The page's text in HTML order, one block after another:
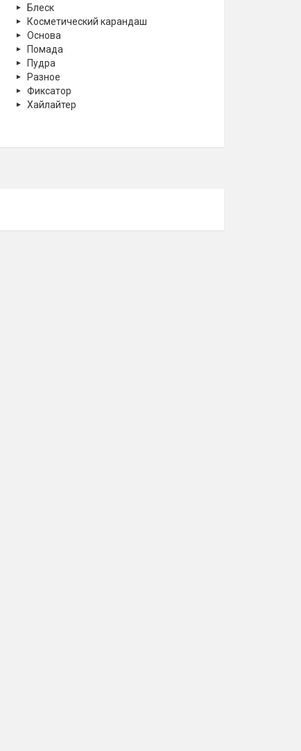
Блеск
Косметический карандаш
Основа
Помада
Пудра
Разное
Фиксатор
Хайлайтер